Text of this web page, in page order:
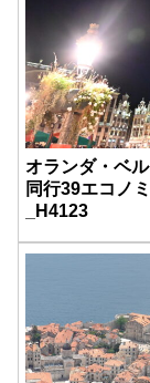
オランダ・ベ
同行39エコノ
_H4123